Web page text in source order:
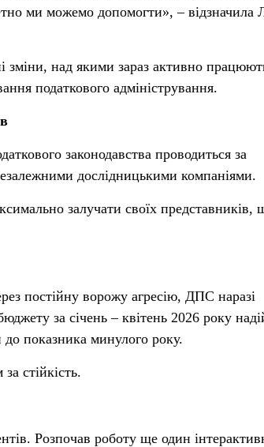
ми можемо допомогти», – відзначила
над якими зараз активно
податкового адміністрування.
законодавства проводиться за
дослідницькими компаніями.
залучати своїх представників,
постійну ворожу агресію, ДПС наразі
за січень – квітень 2026 року
показника минулого року.
стійкість.
Розпочав роботу ще один